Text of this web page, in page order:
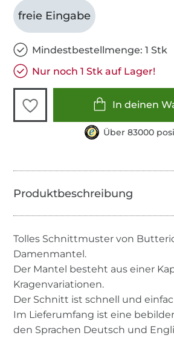
freie Eingabe
Mindestbestellmenge: 1 Stk
Nur noch 1 Stk auf Lager!
In deinen
Über 83000
Tolles Schnittmuster von
Damenmantel.
Der Mantel besteht aus einer
Kragenvariationen.
Der Schnitt ist schnell und
Im Lieferumfang ist eine
den Sprachen Deutsch und